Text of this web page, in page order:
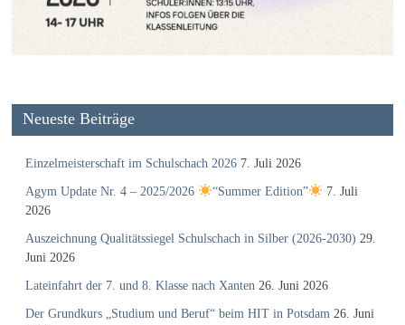
Neueste Beiträge
Einzelmeisterschaft im Schulschach 2026 7. Juli 2026
Agym Update Nr. 4 – 2025/2026 “Summer Edition”
7. Juli
2026
Auszeichnung Qualitätssiegel Schulschach in Silber (2026-2030) 29.
Juni 2026
Lateinfahrt der 7. und 8. Klasse nach Xanten 26. Juni 2026
Der Grundkurs „Studium und Beruf“ beim HIT in Potsdam 26. Juni